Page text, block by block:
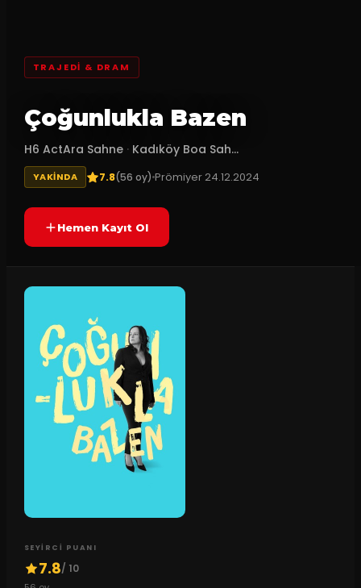
TRAJEDI & DRAM
Çoğunlukla Bazen
H6 ActAra Sahne · Kadıköy Boa Sah...
YAKINDA 7.8(56 oy)Prömiyer 24.12.2024
Hemen Kayıt Ol
SEYIRCI PUANI
7.8/ 10